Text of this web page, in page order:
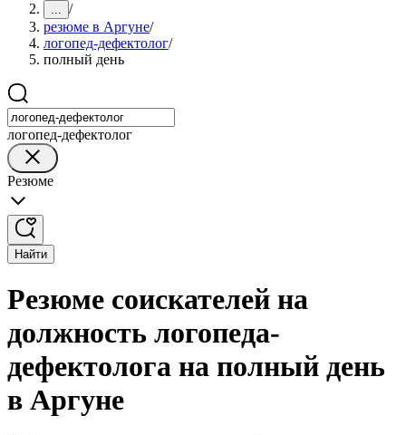
... /
резюме в Аргуне/
логопед-дефектолог/
полный день
логопед-дефектолог
Резюме
Найти
Резюме соискателей на
должность логопеда-
дефектолога на полный день
в Аргуне